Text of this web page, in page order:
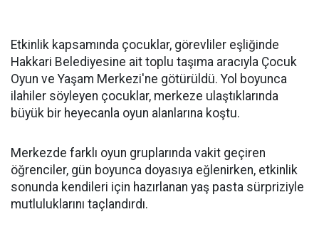
Etkinlik kapsamında çocuklar, görevliler eşliğinde
Hakkari Belediyesine ait toplu taşıma aracıyla Çocuk
Oyun ve Yaşam Merkezi'ne götürüldü. Yol boyunca
ilahiler söyleyen çocuklar, merkeze ulaştıklarında
büyük bir heyecanla oyun alanlarına koştu.
Merkezde farklı oyun gruplarında vakit geçiren
öğrenciler, gün boyunca doyasıya eğlenirken, etkinlik
sonunda kendileri için hazırlanan yaş pasta sürpriziyle
mutluluklarını taçlandırdı.